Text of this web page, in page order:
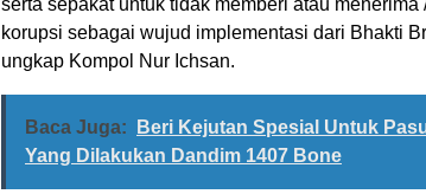
serta sepakat untuk tidak memberi atau
korupsi sebagai wujud implementasi dari Bhakti
ungkap Kompol Nur Ichsan.
Baca Juga:
Beri Kejutan Spesial Untuk
Yang Dilakukan Dandim 1407 Bone